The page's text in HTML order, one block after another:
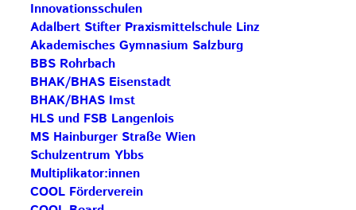
Innovationsschulen
Adalbert Stifter Praxismittelschule Linz
Akademisches Gymnasium Salzburg
BBS Rohrbach
BHAK/BHAS Eisenstadt
BHAK/BHAS Imst
HLS und FSB Langenlois
MS Hainburger Straße Wien
Schulzentrum Ybbs
Multiplikator:innen
COOL Förderverein
Anmeldung:HIER
Beitrag teilen
AKTUELLE BEITRÄGE